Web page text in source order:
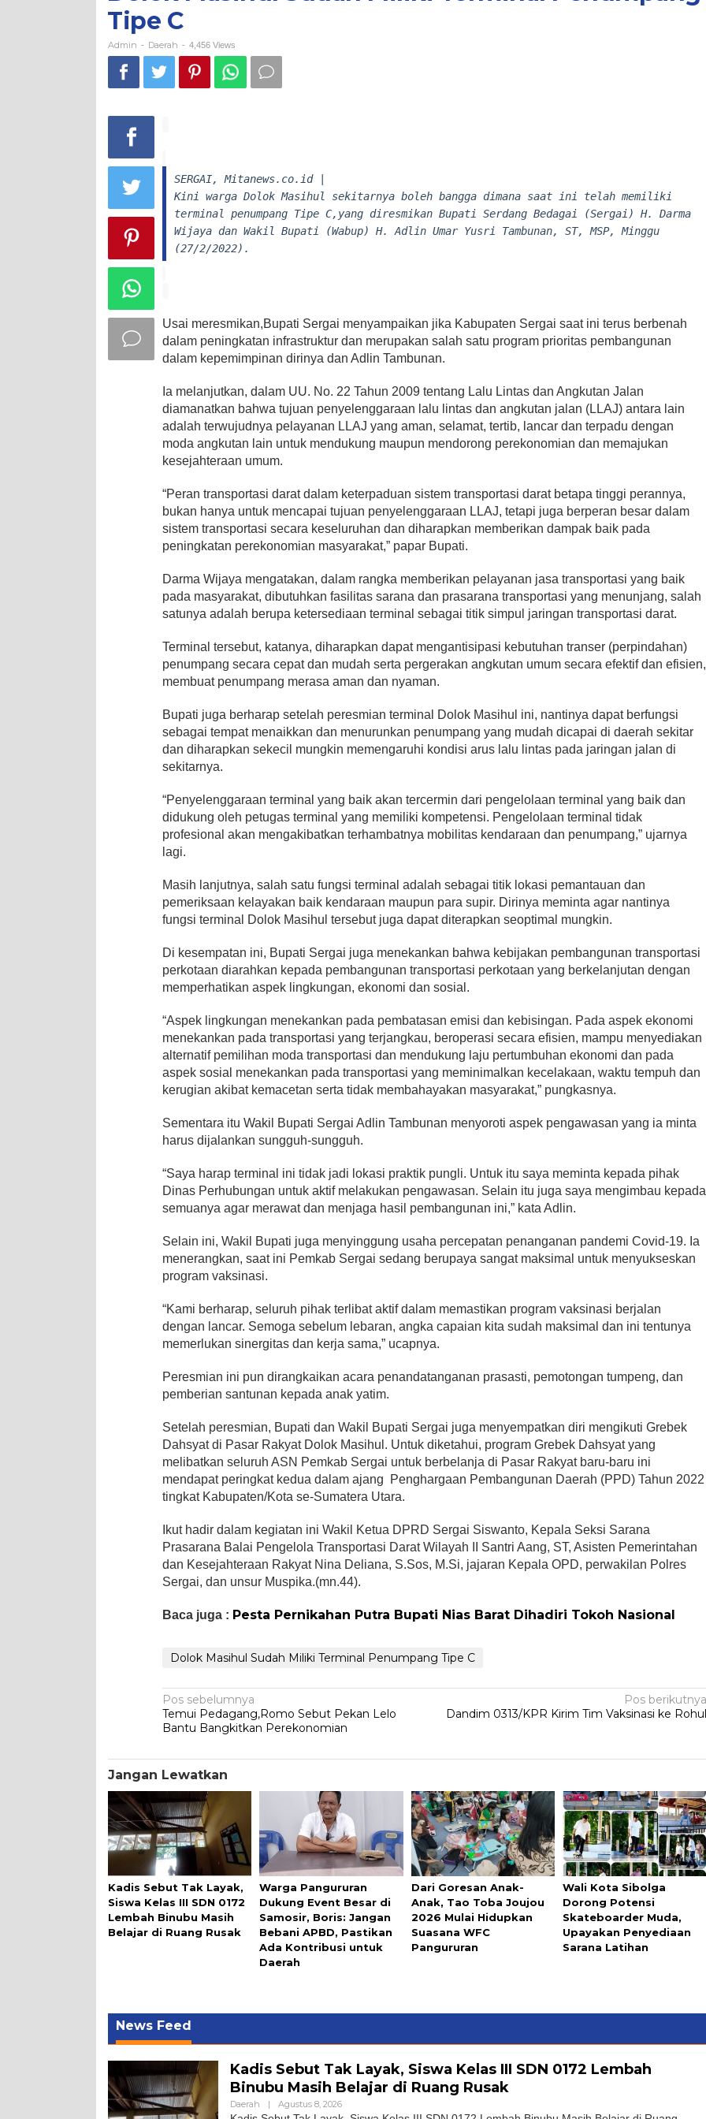
Tipe C
Admin - Daerah - 4,456 Views
SERGAI, Mitanews.co.id |
Kini warga Dolok Masihul sekitarnya boleh bangga dimana saat ini telah memiliki
terminal penumpang Tipe C,yang diresmikan Bupati Serdang Bedagai (Sergai) H. Darma
Wijaya dan Wakil Bupati (Wabup) H. Adlin Umar Yusri Tambunan, ST, MSP, Minggu
(27/2/2022).
Usai meresmikan,Bupati Sergai menyampaikan jika Kabupaten Sergai saat ini terus berbenah
dalam peningkatan infrastruktur dan merupakan salah satu program prioritas pembangunan
dalam kepemimpinan dirinya dan Adlin Tambunan.
Ia melanjutkan, dalam UU. No. 22 Tahun 2009 tentang Lalu Lintas dan Angkutan Jalan
diamanatkan bahwa tujuan penyelenggaraan lalu lintas dan angkutan jalan (LLAJ) antara lain
adalah terwujudnya pelayanan LLAJ yang aman, selamat, tertib, lancar dan terpadu dengan
moda angkutan lain untuk mendukung maupun mendorong perekonomian dan memajukan
kesejahteraan umum.
“Peran transportasi darat dalam keterpaduan sistem transportasi darat betapa tinggi perannya,
bukan hanya untuk mencapai tujuan penyelenggaraan LLAJ, tetapi juga berperan besar dalam
sistem transportasi secara keseluruhan dan diharapkan memberikan dampak baik pada
peningkatan perekonomian masyarakat,” papar Bupati.
Darma Wijaya mengatakan, dalam rangka memberikan pelayanan jasa transportasi yang baik
pada masyarakat, dibutuhkan fasilitas sarana dan prasarana transportasi yang menunjang, salah
satunya adalah berupa ketersediaan terminal sebagai titik simpul jaringan transportasi darat.
Terminal tersebut, katanya, diharapkan dapat mengantisipasi kebutuhan transer (perpindahan)
penumpang secara cepat dan mudah serta pergerakan angkutan umum secara efektif dan efisien,
membuat penumpang merasa aman dan nyaman.
Bupati juga berharap setelah peresmian terminal Dolok Masihul ini, nantinya dapat berfungsi
sebagai tempat menaikkan dan menurunkan penumpang yang mudah dicapai di daerah sekitar
dan diharapkan sekecil mungkin memengaruhi kondisi arus lalu lintas pada jaringan jalan di
sekitarnya.
“Penyelenggaraan terminal yang baik akan tercermin dari pengelolaan terminal yang baik dan
didukung oleh petugas terminal yang memiliki kompetensi. Pengelolaan terminal tidak
profesional akan mengakibatkan terhambatnya mobilitas kendaraan dan penumpang,” ujarnya
lagi.
Masih lanjutnya, salah satu fungsi terminal adalah sebagai titik lokasi pemantauan dan
pemeriksaan kelayakan baik kendaraan maupun para supir. Dirinya meminta agar nantinya
fungsi terminal Dolok Masihul tersebut juga dapat diterapkan seoptimal mungkin.
Di kesempatan ini, Bupati Sergai juga menekankan bahwa kebijakan pembangunan transportasi
perkotaan diarahkan kepada pembangunan transportasi perkotaan yang berkelanjutan dengan
memperhatikan aspek lingkungan, ekonomi dan sosial.
“Aspek lingkungan menekankan pada pembatasan emisi dan kebisingan. Pada aspek ekonomi
menekankan pada transportasi yang terjangkau, beroperasi secara efisien, mampu menyediakan
alternatif pemilihan moda transportasi dan mendukung laju pertumbuhan ekonomi dan pada
aspek sosial menekankan pada transportasi yang meminimalkan kecelakaan, waktu tempuh dan
kerugian akibat kemacetan serta tidak membahayakan masyarakat,” pungkasnya.
Sementara itu Wakil Bupati Sergai Adlin Tambunan menyoroti aspek pengawasan yang ia minta
harus dijalankan sungguh-sungguh.
“Saya harap terminal ini tidak jadi lokasi praktik pungli. Untuk itu saya meminta kepada pihak
Dinas Perhubungan untuk aktif melakukan pengawasan. Selain itu juga saya mengimbau kepada
semuanya agar merawat dan menjaga hasil pembangunan ini,” kata Adlin.
Selain ini, Wakil Bupati juga menyinggung usaha percepatan penanganan pandemi Covid-19. Ia
menerangkan, saat ini Pemkab Sergai sedang berupaya sangat maksimal untuk menyukseskan
program vaksinasi.
“Kami berharap, seluruh pihak terlibat aktif dalam memastikan program vaksinasi berjalan
dengan lancar. Semoga sebelum lebaran, angka capaian kita sudah maksimal dan ini tentunya
memerlukan sinergitas dan kerja sama,” ucapnya.
Peresmian ini pun dirangkaikan acara penandatanganan prasasti, pemotongan tumpeng, dan
pemberian santunan kepada anak yatim.
Setelah peresmian, Bupati dan Wakil Bupati Sergai juga menyempatkan diri mengikuti Grebek
Dahsyat di Pasar Rakyat Dolok Masihul. Untuk diketahui, program Grebek Dahsyat yang
melibatkan seluruh ASN Pemkab Sergai untuk berbelanja di Pasar Rakyat baru-baru ini
mendapat peringkat kedua dalam ajang Penghargaan Pembangunan Daerah (PPD) Tahun 2022
tingkat Kabupaten/Kota se-Sumatera Utara.
Ikut hadir dalam kegiatan ini Wakil Ketua DPRD Sergai Siswanto, Kepala Seksi Sarana
Prasarana Balai Pengelola Transportasi Darat Wilayah II Santri Aang, ST, Asisten Pemerintahan
dan Kesejahteraan Rakyat Nina Deliana, S.Sos, M.Si, jajaran Kepala OPD, perwakilan Polres
Sergai, dan unsur Muspika.(mn.44).
Baca juga : Pesta Pernikahan Putra Bupati Nias Barat Dihadiri Tokoh Nasional
Dolok Masihul Sudah Miliki Terminal Penumpang Tipe C
Navigasi
pos
Pos sebelumnya
Temui Pedagang,Romo Sebut Pekan Lelo
Bantu Bangkitkan Perekonomian
Pos berikutnya
Dandim 0313/KPR Kirim Tim Vaksinasi ke Rohul
Jangan Lewatkan
Kadis Sebut Tak Layak,
Siswa Kelas III SDN 0172
Lembah Binubu Masih
Belajar di Ruang Rusak
Warga Pangururan
Dukung Event Besar di
Samosir, Boris: Jangan
Bebani APBD, Pastikan
Ada Kontribusi untuk
Daerah
Dari Goresan Anak-
Anak, Tao Toba Joujou
2026 Mulai Hidupkan
Suasana WFC
Pangururan
Wali Kota Sibolga
Dorong Potensi
Skateboarder Muda,
Upayakan Penyediaan
Sarana Latihan
News Feed
Kadis Sebut Tak Layak, Siswa Kelas III SDN 0172 Lembah
Binubu Masih Belajar di Ruang Rusak
Daerah | Agustus 8, 2026